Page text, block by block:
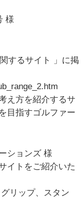
様
するサイト 」に掲
え方を紹介するサ
目指すゴルファー
ションズ 様
イトをご紹介いた
リップ、スタン